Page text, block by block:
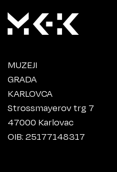
MUZEJI
GRADA
KARLOVCA
Strossmayerov trg 7
47000 Karlovac
OIB: 25177148317